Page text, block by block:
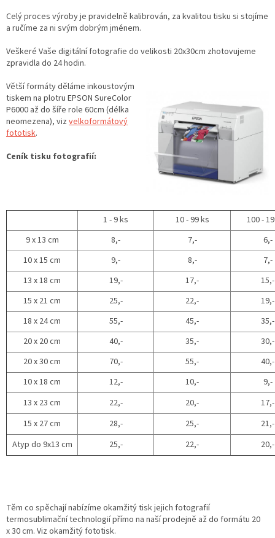
Celý proces výroby je pravidelně kalibrován, za kvalitou tisku si stojíme
a ručíme za ni svým dobrým jménem.
Veškeré Vaše digitální fotografie do velikosti 20x30cm zhotovujeme
zpravidla do 24 hodin.
Větší formáty děláme inkoustovým
tiskem na plotru EPSON SureColor
P6000 až do šíře role 60cm (délka
neomezena), viz velkoformátový
fototisk.
Ceník tisku fotografií:
1 - 9 ks 10 - 99 ks
100 -
9 x 13 cm
8,- 7,-
6,-
10 x 15 cm
9,- 8,-
7,-
13 x 18 cm
19,- 17,-
15,-
15 x 21 cm
25,- 22,-
19,-
18 x 24 cm
55,- 45,-
35,-
20 x 20 cm
40,- 35,-
30,-
20 x 30 cm
70,- 55,-
40,-
10 x 18 cm
12,- 10,-
9,-
13 x 23 cm
22,- 20,-
17,-
15 x 27 cm
28,- 25,-
21,-
Atyp do 9x13 cm
25,- 22,- 20,-
Těm co spěchají nabízíme okamžitý tisk jejich fotografií
termosublimační technologií přímo na naší prodejně až do formátu 20
x 30 cm. Viz okamžitý fototisk.